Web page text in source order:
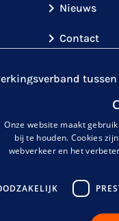
Nieuws
Contact
.
met een
Onze website maakt
bij te houden. Cookies
webverkeer en het